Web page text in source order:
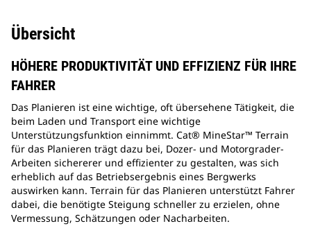
Übersicht
HÖHERE PRODUKTIVITÄT UND EFFIZIENZ FÜR IHRE
FAHRER
Das Planieren ist eine wichtige, oft übersehene Tätigkeit, die
beim Laden und Transport eine wichtige
Unterstützungsfunktion einnimmt. Cat® MineStar™ Terrain
für das Planieren trägt dazu bei, Dozer- und Motorgrader-
Arbeiten sichererer und effizienter zu gestalten, was sich
erheblich auf das Betriebsergebnis eines Bergwerks
auswirken kann. Terrain für das Planieren unterstützt Fahrer
dabei, die benötigte Steigung schneller zu erzielen, ohne
Vermessung, Schätzungen oder Nacharbeiten.